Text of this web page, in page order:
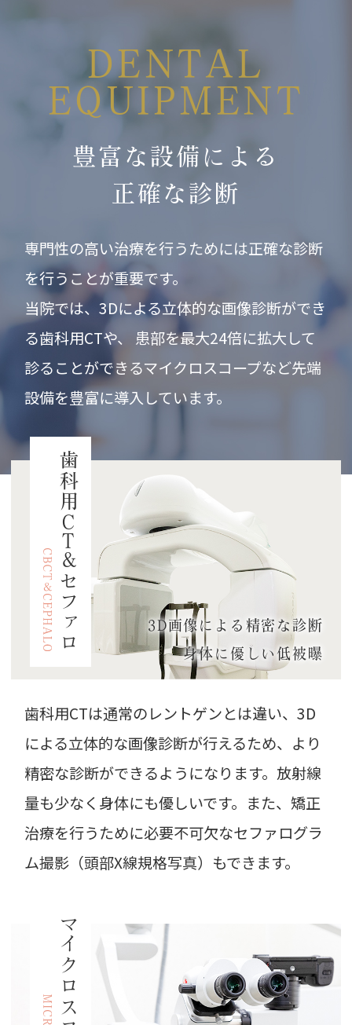
DENTAL
EQUIPMENT
豊富な設備による
正確な診断
専門性の高い治療を行うためには正確な診断
を行うことが重要です。
当院では、3Dによる立体的な画像診断ができ
る歯科用CTや、
患部を最大24倍に拡大して
診ることができるマイクロスコープなど先端
設備を豊富に導入しています。
歯科用
C
T
＆セファロ 3D画像による精密な診断
身体に優しい低被曝
歯科用CTは通常のレントゲンとは違い、3D
による立体的な画像診断が行えるため、より
精密な診断ができるようになります。放射線
量も少なく身体にも優しいです。また、矯正
治療を行うために必要不可欠なセファログラ
ム撮影（頭部X線規格写真）もできます。